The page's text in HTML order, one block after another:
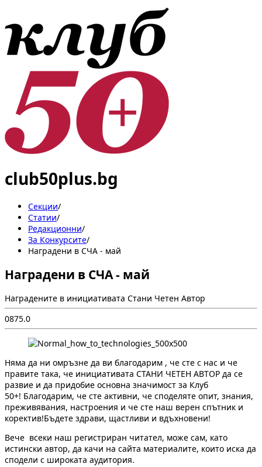
club50plus.bg
Секции/
Статии/
Редакционни/
За Конкурсите/
Наградени в СЧА - май
Наградени в СЧА - май
Наградените в инициативата Стани Четен Автор
0875.0
Няма да ни омръзне да ви благодарим , че сте с нас и че
правите така, че инициативата СТАНИ ЧЕТЕН АВТОР да се
развие и да придобие основна значимост за Клуб
50+! Благодарим, че сте активни, че споделяте опит, знания,
преживявания, настроения и че сте наш верен спътник и
коректив!Бъдете здрави, щастливи и вдъхновени!
Вече всеки наш регистриран читател, може сам, като
истински автор, да качи на сайта материалите, които иска да
сподели с широката аудитория.